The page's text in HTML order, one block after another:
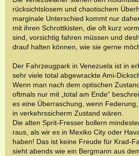
rücksichtslosem und chaotischem
marginale Unterschied kommt nur
mit ihren Schrottkisten, die oft kurz
sind, vorsichtig fahren müssen und
drauf halten können, wie sie gerne
Der Fahrzeugpark in Venezuela ist in
sehr viele total abgewrackte Ami-
Wenn man nach dem optischen
oftmals nur mit „total am Ende“
es eine Überraschung, wenn
in verkehrssicherm Zustand wären.
Die alten Sprit-Fresser bollern
raus, als wir es in Mexiko City oder
haben! Das ist keine Freude für Krad-
sieht abends wie ein Bergmann aus